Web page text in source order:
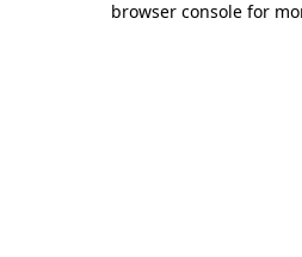
browser console for